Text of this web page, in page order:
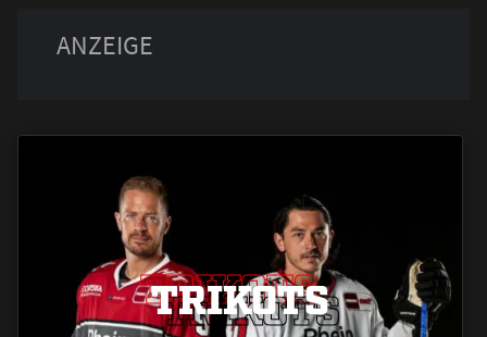
TRIKOTS
TRIKOTS
TRIKOTS